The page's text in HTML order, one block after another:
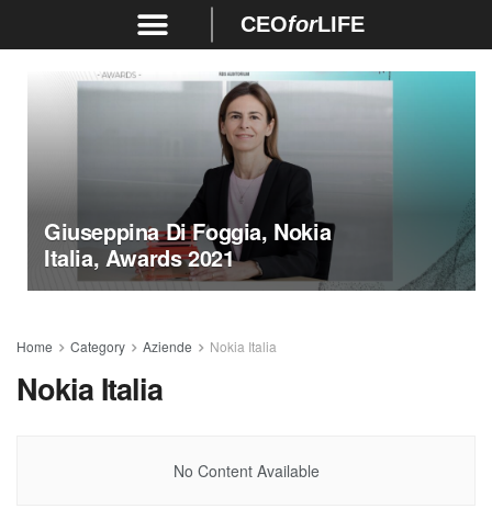
CEOforLIFE
Giuseppina Di Foggia, Nokia
Italia, Awards 2021
Home Category Aziende Nokia Italia
Nokia Italia
No Content Available